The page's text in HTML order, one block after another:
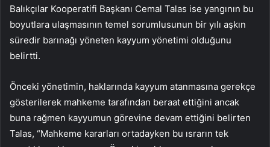
Balıkçılar Kooperatifi Başkanı Cemal Talas ise yangının bu
boyutlara ulaşmasının temel sorumlusunun bir yılı aşkın
süredir barınağı yöneten kayyum yönetimi olduğunu
belirtti.
Önceki yönetimin, haklarında kayyum atanmasına gerekçe
gösterilerek mahkeme tarafından beraat ettiğini ancak
buna rağmen kayyumun görevine devam ettiğini belirten
Talas, “Mahkeme kararları ortadayken bu ısrarın tek